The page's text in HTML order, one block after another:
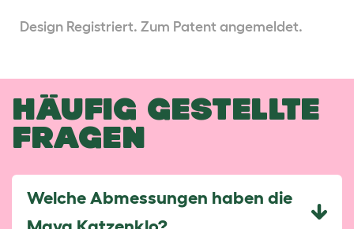
Design Registriert. Zum Patent angemeldet.
HÄUFIG GESTELLTE
FRAGEN
Welche Abmessungen haben die